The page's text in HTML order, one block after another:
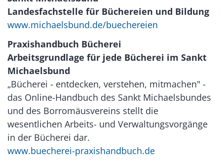
Landesfachstelle für Büchereien und Bildung
www.michaelsbund.de/buechereien
Praxishandbuch Bücherei
Arbeitsgrundlage für jede Bücherei im Sankt
Michaelsbund
„Bücherei - entdecken, verstehen, mitmachen" -
das Online-Handbuch des Sankt Michaelsbundes
und des Borromäusvereins stellt die
wesentlichen Arbeits- und Verwaltungsvorgänge
in der Bücherei dar.
www.buecherei-praxishandbuch.de